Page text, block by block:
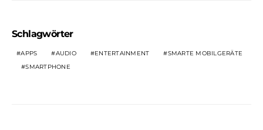
Schlagwörter
APPS AUDIO ENTERTAINMENT
SMARTE MOBILGERÄTE
SMARTPHONE